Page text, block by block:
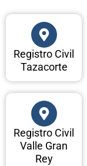
Registro Civil
Tazacorte
Registro Civil
Valle Gran
Rey